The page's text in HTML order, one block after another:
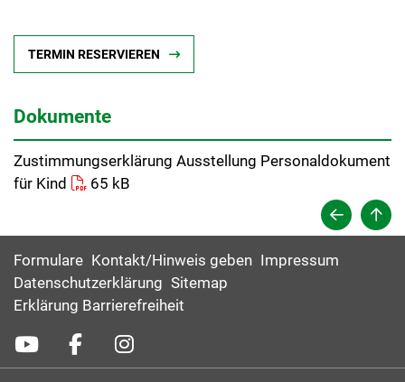
TERMIN RESERVIEREN
Dokumente
Zustimmungserklärung Ausstellung Personaldokument
für Kind
65 kB
Formulare Kontakt/Hinweis geben Impressum
Datenschutzerklärung Sitemap
Erklärung Barrierefreiheit